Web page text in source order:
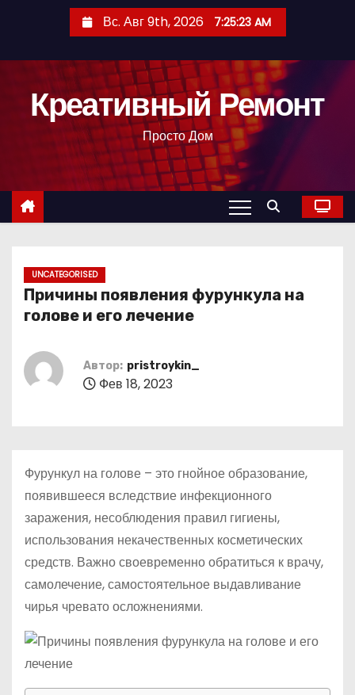
с
Вс. Авг 9th, 2026 7:25:24 AM
Креативный Ремонт
Просто Дом
UNCATEGORISED
Причины появления фурункула на
голове и его лечение
Автор: pristroykin_
Фев 18, 2023
Фурункул на голове – это гнойное образование,
появившееся вследствие инфекционного
заражения, несоблюдения правил гигиены,
использования некачественных косметических
средств. Важно своевременно обратиться к врачу,
самолечение, самостоятельное выдавливание
чирья чревато осложнениями.